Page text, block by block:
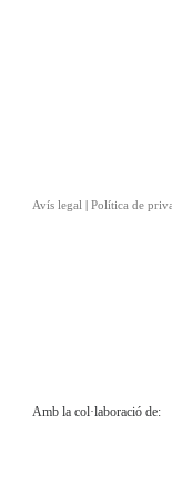
Avís legal Política de
Amb la col·laboració de: